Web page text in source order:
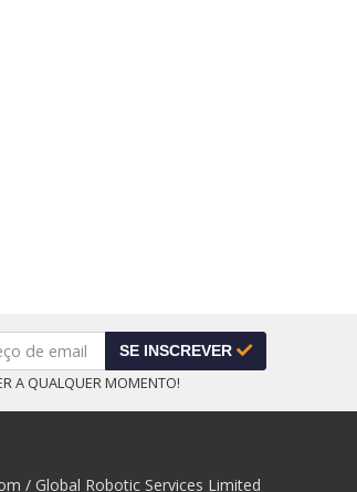
SE INSCREVER
A QUALQUER MOMENTO!
/ Global Robotic Services Limited